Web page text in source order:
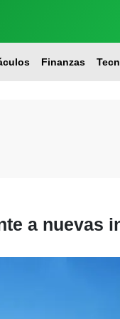
Finanzas
a nuevas